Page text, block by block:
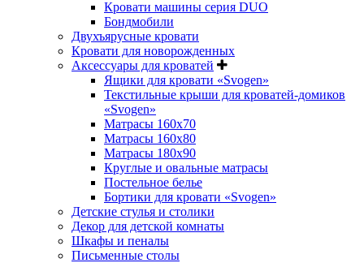
Кровати машины серия DUO
Бондмобили
Двухъярусные кровати
Кровати для новорожденных
Аксессуары для кроватей
Ящики для кровати «Svogen»
Текстильные крыши для кроватей-домиков
«Svogen»
Матрасы 160х70
Матрасы 160х80
Матрасы 180х90
Круглые и овальные матрасы
Постельное белье
Бортики для кровати «Svogen»
Детские стулья и столики
Декор для детской комнаты
Шкафы и пеналы
Письменные столы